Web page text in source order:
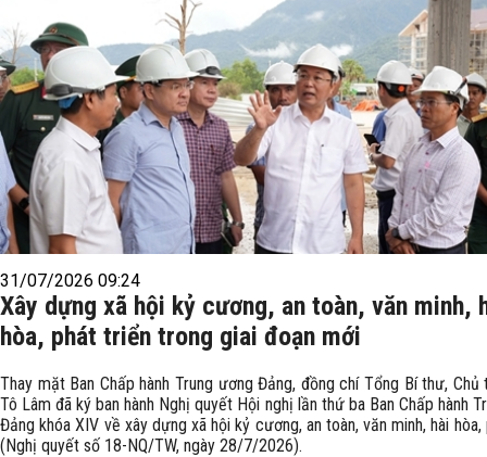
31/07/2026 09:24
Xây dựng xã hội kỷ cương, an toàn, văn minh,
hòa, phát triển trong giai đoạn mới
Thay mặt Ban Chấp hành Trung ương Đảng, đồng chí Tổng Bí thư,
Tô Lâm đã ký ban hành Nghị quyết Hội nghị lần thứ ba Ban Chấp hành
Đảng khóa XIV về xây dựng xã hội kỷ cương, an toàn, văn minh, hài
(Nghị quyết số 18-NQ/TW, ngày 28/7/2026).